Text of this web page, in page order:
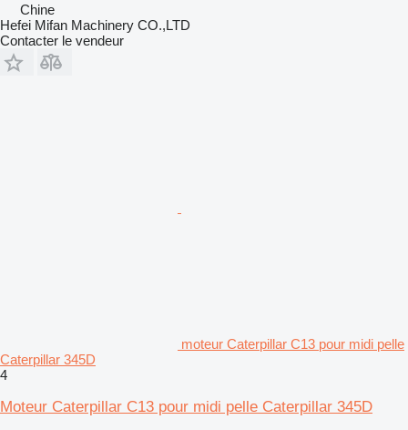
Chine
Hefei Mifan Machinery CO.,LTD
Contacter le vendeur
moteur Caterpillar C13 pour midi pelle
Caterpillar 345D
4
Moteur Caterpillar C13 pour midi pelle Caterpillar 345D